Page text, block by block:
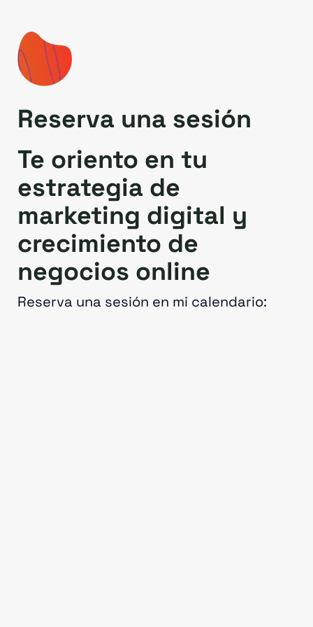
Reserva una sesión
Te oriento en tu
estrategia de
marketing digital y
crecimiento de
negocios online
Reserva una sesión en mi calendario: